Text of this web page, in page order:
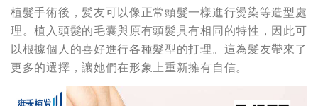
植髮手術後，髪友可以像正常頭髮一樣進行燙染等造型處
理。植入頭髮的毛囊與原有頭髮具有相同的特性，因此可
以根據個人的喜好進行各種髮型的打理。這為髪友帶來了
更多的選擇，讓她們在形象上重新擁有自信。